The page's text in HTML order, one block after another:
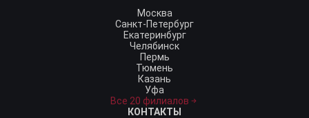
Москва
Санкт-Петербург
Екатеринбург
Челябинск
Пермь
Тюмень
Казань
Уфа
Все 20 филиалов
КОНТАКТЫ